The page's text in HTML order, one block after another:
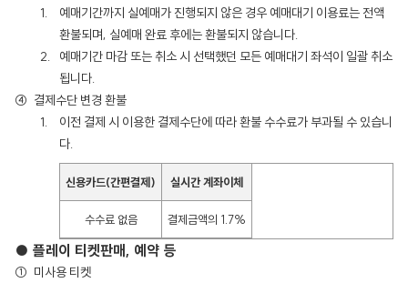
예매기간까지 실예매가 진행되지 않은 경우 예매대기 이용료는 전액
환불되며, 실예매 완료 후에는 환불되지 않습니다.
예매기간 마감 또는 취소 시 선택했던 모든 예매대기 좌석이 일괄 취소
됩니다.
결제수단 변경 환불
이전 결제 시 이용한 결제수단에 따라 환불 수수료가 부과될 수 있습니
다.
신용카드(간편결제) 실시간 계좌이체
수수료 없음 결제금액의 1.7%
● 플레이 티켓판매, 예약 등
미사용 티켓